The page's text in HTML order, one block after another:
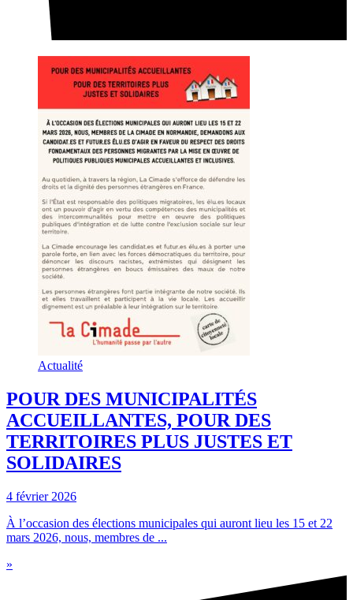
Actualité
POUR DES MUNICIPALITÉS
ACCUEILLANTES, POUR DES
TERRITOIRES PLUS JUSTES ET
SOLIDAIRES
4 février 2026
À l’occasion des élections municipales qui auront lieu les 15 et 22
mars 2026, nous, membres de ...
»